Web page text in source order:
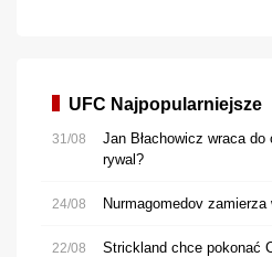
UFC Najpopularniejsze
31/08
Jan Błachowicz wraca
rywal?
24/08 Nurmagomedov
22/08
Strickland chce pokonać